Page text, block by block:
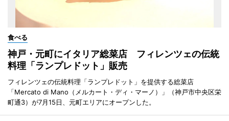
食べる
神戸・元町にイタリア総菜店 フィレンツェの伝統
料理「ランプレドット」販売
フィレンツェの伝統料理「ランプレドット」を提供する総菜店
「Mercato di Mano（メルカート・ディ・マーノ）」（神戸市中央区栄
町通3）が7月15日、元町エリアにオープンした。